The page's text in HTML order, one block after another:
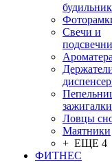
Свечи и
зажигалки
Ловцы
Маятники
+ ЕЩЕ 4
ФИТНЕС